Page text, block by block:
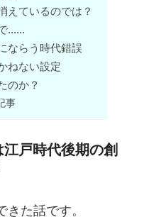
えているのでは？
……
ならう時代錯誤
ねない設定
のか？
事
戸時代後期の創
た話です。